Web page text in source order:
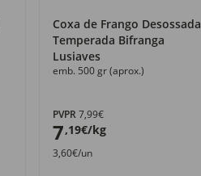
Coxa de Frango Desossada
Temperada Bifranga
Lusiaves
emb. 500 gr (aprox.)
PVPR7,99€
7,19€/kg
3,60€/un